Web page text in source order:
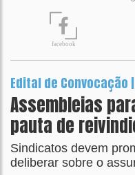
facebook
Edital de Convocação
Assembleias
pauta de
Sindicatos devem
deliberar sobre o